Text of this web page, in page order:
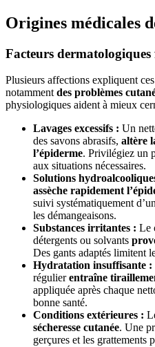
Origines médicales
Facteurs dermatologiques
Plusieurs affections expliquent
notamment des problèmes
physiologiques aident à mieux
Lavages excessifs : Un
des savons abrasifs, altère
l’épiderme. Privilégiez un
aux situations nécessaires.
Solutions
assèche rapidement
suivi systématiquement
les démangeaisons.
Substances irritantes : Le
détergents ou solvants
Des gants adaptés limitent
Hydratation insuffisante :
régulierentraîne
appliquée après chaque
bonne santé.
Conditions extérieures :
sécheresse cutanée. Une
gerçures et les grattements